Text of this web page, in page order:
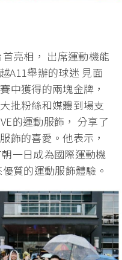
亮相， 出席運動機能
A11舉辦的球迷 見面
中獲得的兩塊金牌，
批粉絲和媒體到場支
的運動服飾， 分享了
飾的喜愛。他表示，
一日成為國際運動機
質的運動服飾體驗。